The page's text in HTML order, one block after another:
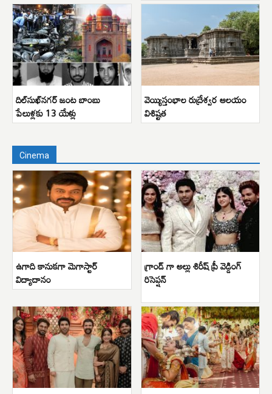
దిల్‌సుఖ్‌నగర్ జంట బాంబు
పేలుళ్లకు 13 యేళ్లు
వెయ్యిస్తంభాల రుద్రేశ్వర ఆలయం
విశిష్టత
Cinema
ఉగాది కానుకగా మెగాస్టార్
విద్యాదానం
గ్రాండ్ గా అల్లు శిరీష్ ప్రీ వెడ్డింగ్
రిసెప్షన్